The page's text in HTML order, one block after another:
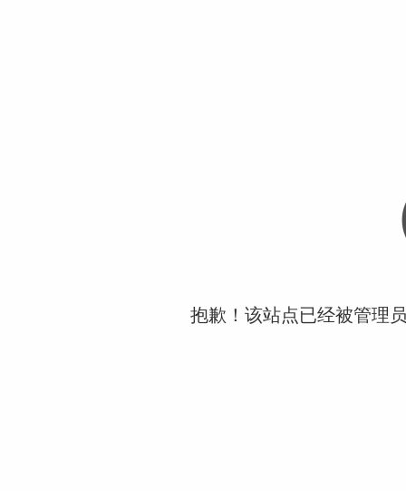
抱歉！该站点已经被管理